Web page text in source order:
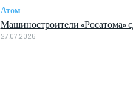
Атом
Машиностроители «Росатома»
27.07.2026